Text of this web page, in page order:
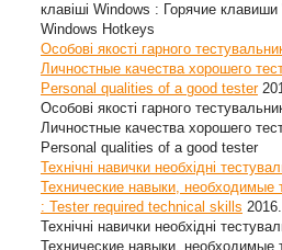
клавіші Windows : Горячие
Windows Hotkeys
Особові якості гарного
Личностные качества хорошего
Personal qualities of a good tester
Особові якості гарного
Личностные качества хорошего
Personal qualities of a good tester
Технічні навички необхідні
Технические навыки, необходимые
: Tester required technical skills
Технічні навички необхідні
Технические навыки, необходимые